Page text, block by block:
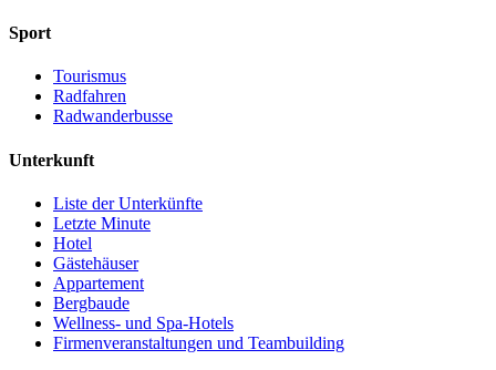
Sport
Tourismus
Radfahren
Radwanderbusse
Unterkunft
Liste der Unterkünfte
Letzte Minute
Hotel
Gästehäuser
Appartement
Bergbaude
Wellness- und Spa-Hotels
Firmenveranstaltungen und Teambuilding